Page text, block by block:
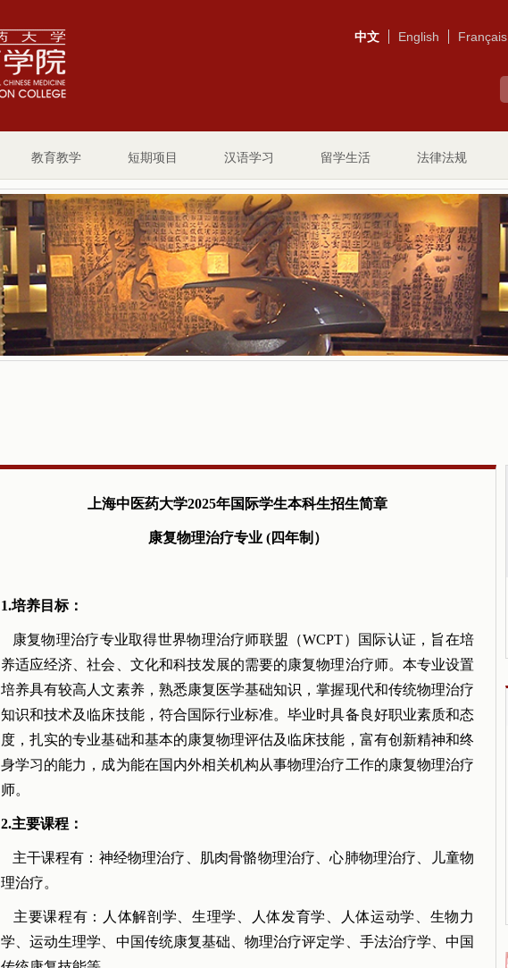
中文 English Français
教育教学 短期项目 汉语学习 留学生活 法律法规
上海中医药大学2025年国际学生本科生招生简章
康复物理治疗专业 (四年制）
1.培养目标：
康复物理治疗专业取得世界物理治疗师联盟（WCPT）国际认证，旨在培
养适应经济、社会、文化和科技发展的需要的康复物理治疗师。本专业设置
培养具有较高人文素养，熟悉康复医学基础知识，掌握现代和传统物理治疗
知识和技术及临床技能，符合国际行业标准。毕业时具备良好职业素质和态
度，扎实的专业基础和基本的康复物理评估及临床技能，富有创新精神和终
身学习的能力，成为能在国内外相关机构从事物理治疗工作的康复物理治疗
师。
2.主要课程：
主干课程有：神经物理治疗、肌肉骨骼物理治疗、心肺物理治疗、儿童物
理治疗。
主要课程有：人体解剖学、生理学、人体发育学、人体运动学、生物力
学、运动生理学、中国传统康复基础、物理治疗评定学、手法治疗学、中国